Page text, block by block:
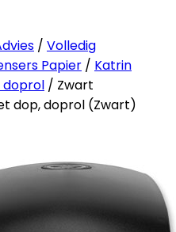
/ Volledig
Papier / Katrin
doprol / Zwart
dop, doprol (Zwart)